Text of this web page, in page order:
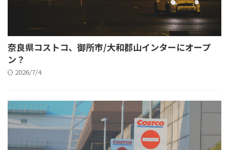
奈良県コストコ、御所市/大和郡山インターにオープ
ン？
2026/7/4